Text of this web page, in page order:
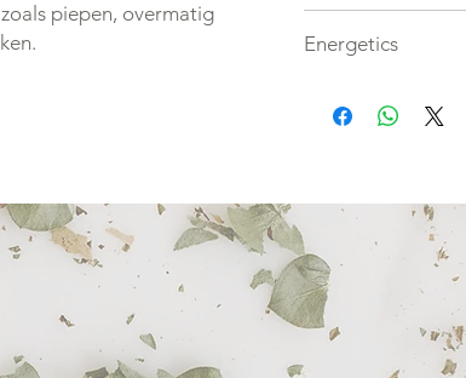
piepen, overmatig
zijkant van het
niet laten eten of
zuiver
worden m.b.v. een
Energetics